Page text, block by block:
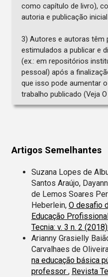
como capítulo de livro),
autoria e publicação
3) Autores e autoras têm
estimulados a publicar e
(ex.: em repositórios
pessoal) após a
que isso pode aumentar
trabalho publicado (Veja
Artigos Semelhantes
Suzana Lopes de
Santos Araújo,
de Lemos Soares
Heberlein, O desafio
Educação
Tecnia: v. 3 n. 2
Arianny Grasielly
Carvalhaes de
na educação básica
professor , Revista